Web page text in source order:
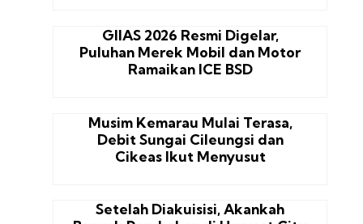
GIIAS 2026 Resmi Digelar,
Puluhan Merek Mobil dan Motor
Ramaikan ICE BSD
Musim Kemarau Mulai Terasa,
Debit Sungai Cileungsi dan
Cikeas Ikut Menyusut
Setelah Diakuisisi, Akankah